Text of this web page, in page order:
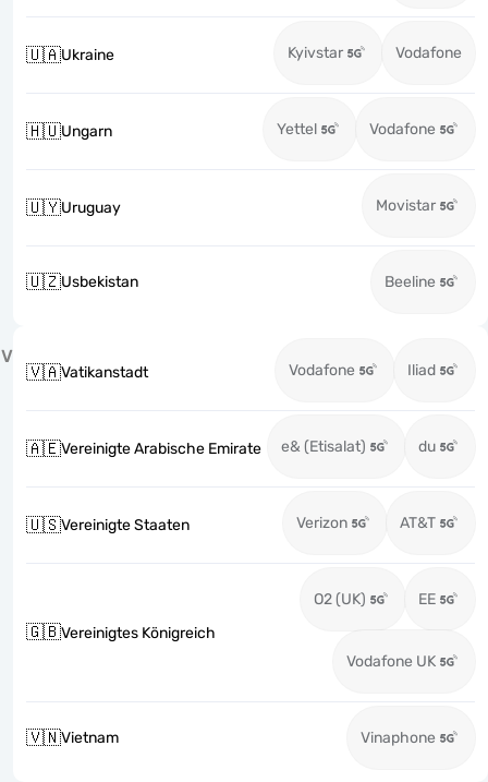
🇺🇦Ukraine Kyivstar Vodafone
🇭🇺Ungarn Yettel Vodafone
🇺🇾Uruguay Movistar
🇺🇿Usbekistan Beeline
V
🇻🇦Vatikanstadt Vodafone Iliad
🇦🇪Vereinigte Arabische Emirate e& (Etisalat) du
🇺🇸Vereinigte Staaten Verizon AT&T
🇬🇧Vereinigtes Königreich
O2 (UK) EE
Vodafone UK
🇻🇳Vietnam Vinaphone